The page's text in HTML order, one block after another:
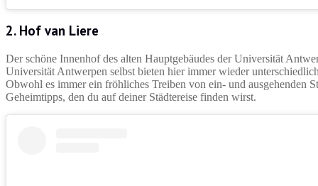
2. Hof van Liere
Der schöne Innenhof des alten Hauptgebäudes der Universität
Universität Antwerpen selbst bieten hier immer wieder
Obwohl es immer ein fröhliches Treiben von ein- und ausgehenden
Geheimtipps, den du auf deiner Städtereise finden wirst.